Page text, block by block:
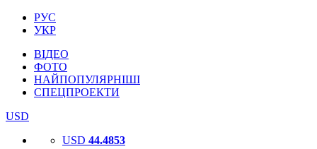
РУС
УКР
ВІДЕО
ФОТО
НАЙПОПУЛЯРНІШІ
СПЕЦПРОЕКТИ
USD
USD 44.4853